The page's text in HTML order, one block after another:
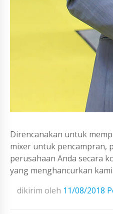
Direncanakan untuk
mixer untuk pencampran,
perusahaan Anda secara
yang menghancurkan
dikirim oleh 11/08/2018